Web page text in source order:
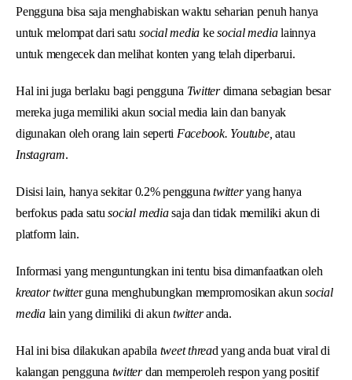
Pengguna bisa saja menghabiskan waktu seharian penuh hanya
untuk melompat dari satu social media kesocial medialainnya
untuk mengecek dan melihat konten yang telah diperbarui.
Hal ini juga berlaku bagi pengguna Twitterdimana sebagian besar
mereka juga memiliki akun social media lain dan banyak
digunakan oleh orang lain seperti Facebook. Youtube,atau
Instagram.
Disisi lain, hanya sekitar 0.2% pengguna twitteryang hanya
berfokus pada satusocial mediasaja dan tidak memiliki akun di
platform lain.
Informasi yang menguntungkan ini tentu bisa dimanfaatkan oleh
kreator twitter guna menghubungkan mempromosikan akunsocial
media lain yang dimiliki di akuntwitteranda.
Hal ini bisa dilakukan apabila tweet thread yang anda buat viral di
kalangan pengguna twitterdan memperoleh respon yang positif